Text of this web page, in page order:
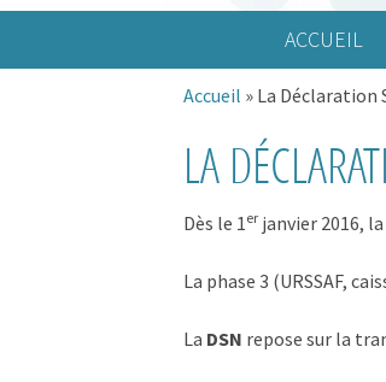
ACCUEIL
Accueil » La Déclaration
LA
Dès le 1er janvier 2016,
La phase 3 (URSSAF,
La DSN repose sur la